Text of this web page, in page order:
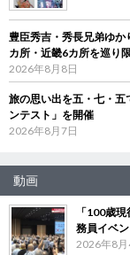
豊臣秀吉・秀長兄弟ゆ
カ所・近畿6カ所を巡り
2026年8月8日
旅の思い出を五・七・
ンテスト」を開催
2026年8月7日
動画
「100歳
務員イベ
2026年8月